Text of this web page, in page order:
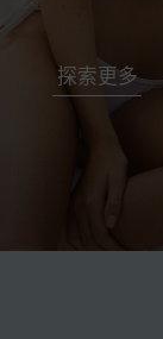
探索更多